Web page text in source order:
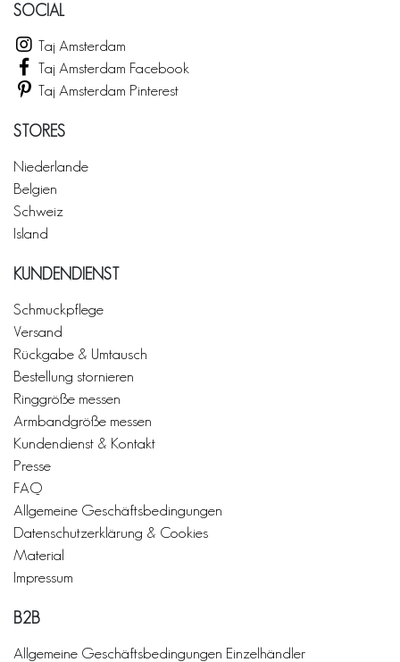
SOCIAL
Taj Amsterdam
Taj Amsterdam Facebook
Taj Amsterdam Pinterest
STORES
Niederlande
Belgien
Schweiz
Island
KUNDENDIENST
Schmuckpflege
Versand
Rückgabe & Umtausch
Bestellung stornieren
Ringgröße messen
Armbandgröße messen
Kundendienst & Kontakt
Presse
FAQ
Allgemeine Geschäftsbedingungen
Datenschutzerklärung & Cookies
Material
Impressum
B2B
Allgemeine Geschäftsbedingungen Einzelhändler